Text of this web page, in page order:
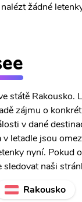
žádné
státě
zájmu o
v dané
letadle jsou
nyní. Pokud
sledovat naši
Rakousko